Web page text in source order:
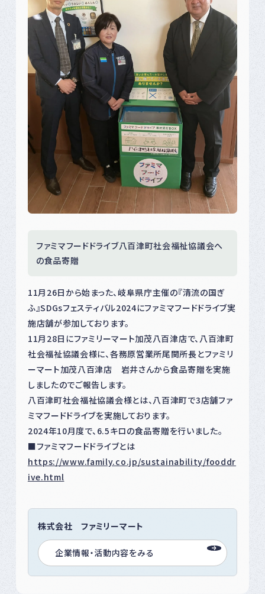
ファミマフードドライブ八百津町社会福祉協議会へ
の食品寄贈
11月26日から始まった、岐阜県庁主催の『清流の国ぎ
ふ』SDGsフェスティバル2024にファミマフードドライブ実
施店舗が参加しております。
11月28日にファミリーマート加茂八百津店で、八百津町
社会福祉協議会様に、各務原営業所尾関所長とファミリ
ーマート加茂八百津店 岩井さんから食品寄贈を実施
しましたのでご報告します。
八百津町社会福祉協議会様とは、八百津町で3店舗ファ
ミマフードドライブを実施しております。
2024年10月度で、6.5キロの食品寄贈を行いました。
■ファミマフードドライブとは
https://www.family.co.jp/sustainability/fooddr
ive.html
株式会社 ファミリーマート
企業情報・活動内容をみる